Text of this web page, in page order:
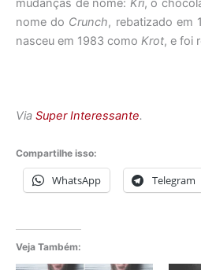
mudanças de nome: Kri, o
nome do Crunch, rebatizado em
nasceu em 1983 como Krot, e foi
Via Super Interessante.
Compartilhe isso:
WhatsApp Telegram
Veja Também: